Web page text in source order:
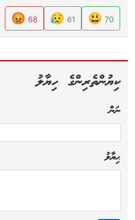
70
😃
61
😥
68
😡
ކިޔުންތެރިންގެ ހިޔާލު
ނަން
ޙިޔާލު